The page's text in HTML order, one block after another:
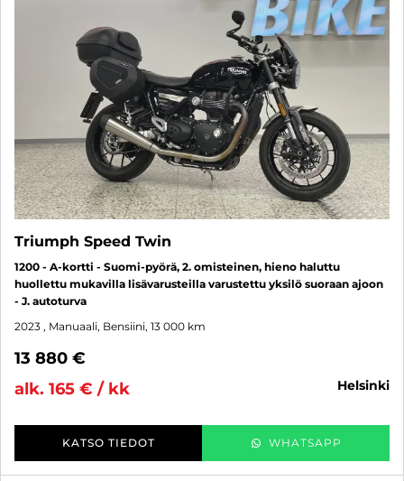
Triumph Speed Twin
1200 - A-kortti - Suomi-pyörä, 2. omisteinen, hieno haluttu
huollettu mukavilla lisävarusteilla varustettu yksilö suoraan ajoon
- J. autoturva
2023 , Manuaali, Bensiini, 13 000 km
13 880 €
alk. 165 € / kk
helsinki
KATSO TIEDOT WHATSAPP